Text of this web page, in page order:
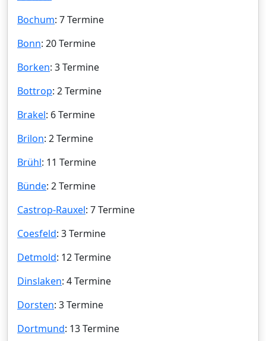
Bochum: 7 Termine
Bonn: 20 Termine
Borken: 3 Termine
Bottrop: 2 Termine
Brakel: 6 Termine
Brilon: 2 Termine
Brühl: 11 Termine
Bünde: 2 Termine
Castrop-Rauxel: 7 Termine
Coesfeld: 3 Termine
Detmold: 12 Termine
Dinslaken: 4 Termine
Dorsten: 3 Termine
Dortmund: 13 Termine